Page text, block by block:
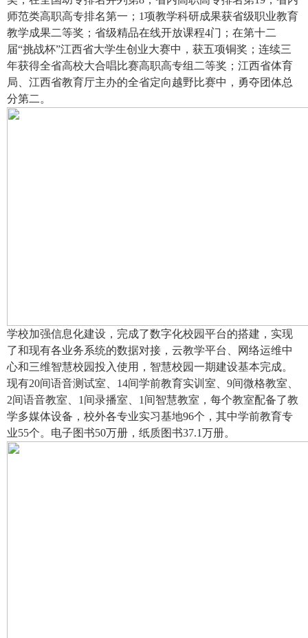
师范类高职高专排名第一；1项教学科研成果获省级职业教育
教学成果二等奖；省级精品在线开放课程4门；在第十二
届“挑战杯”江西省大学生创业大赛中，获五项铜奖；连续三
年获得全省高校大合唱比赛高职高专组二等奖；江西省体育
局、江西省教育厅主办的全省定向越野比赛中，勇夺团体总
分第二。
学校加强信息化建设，完成了数字化校园平台的搭建，实现
了和现有各业务系统的数据对接，云教学平台、网络运维中
心和三维智慧校园投入使用，智慧校园一期建设基本完成。
现有20间语音测试室、14间学前教育实训室、9间微格教室、
2间语音教室、1间录播室、1间智慧教室，每个教室配备了教
学多媒体设备，校外各专业实习基地96个，其中学前教育专
业55个。电子图书50万册，纸质图书37.1万册。